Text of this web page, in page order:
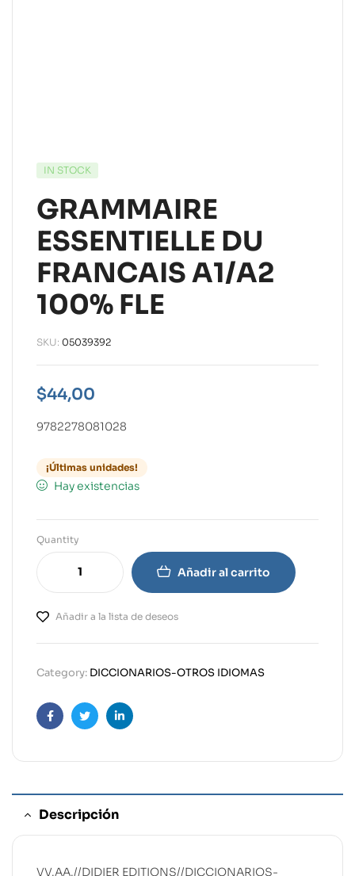
IN STOCK
GRAMMAIRE
ESSENTIELLE DU
FRANCAIS A1/A2
100% FLE
SKU: 05039392
$44,00
9782278081028
¡Últimas unidades!
Hay existencias
Quantity
Añadir al carrito
Añadir a la lista de deseos
Category: DICCIONARIOS-OTROS IDIOMAS
FacebookTwitterLinkedin
Descripción
VV.AA.//DIDIER EDITIONS//DICCIONARIOS-